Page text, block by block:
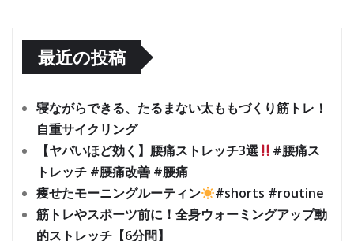
最近の投稿
寝ながらできる、たるまない太ももづくり筋トレ！
自重サイクリング
【ヤバいほど効く】腰痛ストレッチ3選
#腰痛ス
トレッチ #腰痛改善 #腰痛
痩せたモーニングルーティン
#shorts #routine
筋トレやスポーツ前に！全身ウォーミングアップ動
的ストレッチ【6分間】